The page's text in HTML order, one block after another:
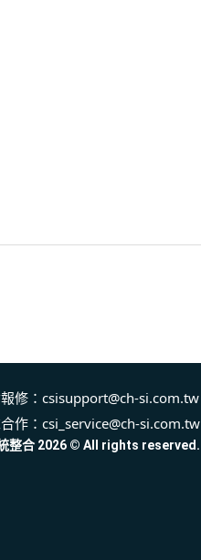
修：csisupport@ch-si.com.tw
作：csi_service@ch-si.com.tw
整合2026 © All rights reserved.